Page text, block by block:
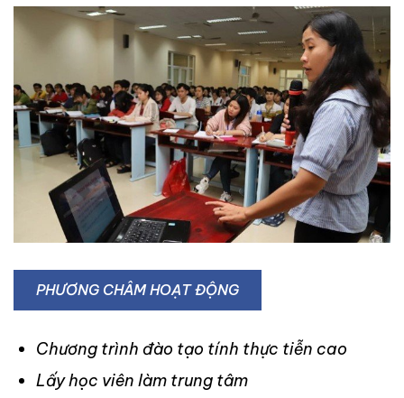
PHƯƠNG CHÂM HOẠT ĐỘNG
Chương trình đào tạo tính thực tiễn cao
Lấy học viên làm trung tâm